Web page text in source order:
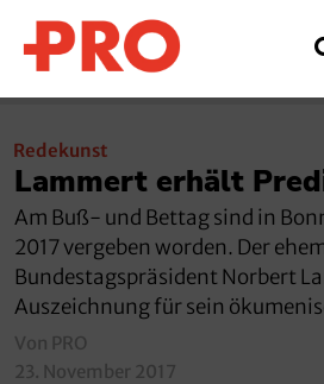
Redekunst
Lammert erhält
Am Buß- und Bettag sind in
2017 vergeben worden. Der
Bundestagspräsident Norbert
Auszeichnung für sein
Von PRO
23. November 2017